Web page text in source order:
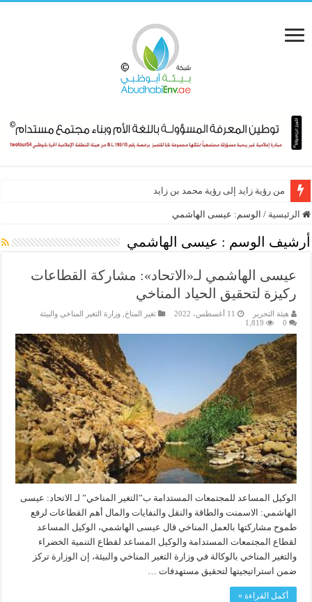
من رؤية زايد إلى رؤية محمد بن زايد
الرئيسية / الوسم: عيسى الهاشمي
أرشيف الوسم : عيسى الهاشمي
عيسى الهاشمي لـ«الاتحاد»: مشاركة القطاعات
ركيزة لتحقيق الحياد المناخي
هيئة التحرير 11 أغسطس، 2022 تغير المناخ وزارة التغير المناخي والبيئة
0
1,819
الوكيل المساعد للمجتمعات المستدامة ب”التغير المناخي” لـ الاتحاد: عيسى
الهاشمي: الاسمنت والطاقة والنقل والنفايات والمال أهم القطاعات لرفع
طموح مشاركتها بالعمل المناخي قال عيسى الهاشمي، الوكيل المساعد
لقطاع المجتمعات المستدامة والوكيل المساعد لقطاع التنمية الخضراء
والتغير المناخي بالوكالة في وزارة التغير المناخي والبيئة، إن الوزارة تركز
ضمن استراتيجيتها لتحقيق مستهدفات …
أكمل القراءة »